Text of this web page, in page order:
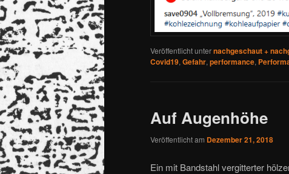
Veröffentlicht unternachgeschaut +
Covid19, Gefahr, performance,
Auf Augenhöhe
Veröffentlicht am Dezember 21, 2018
Ein mit Bandstahl vergitterter